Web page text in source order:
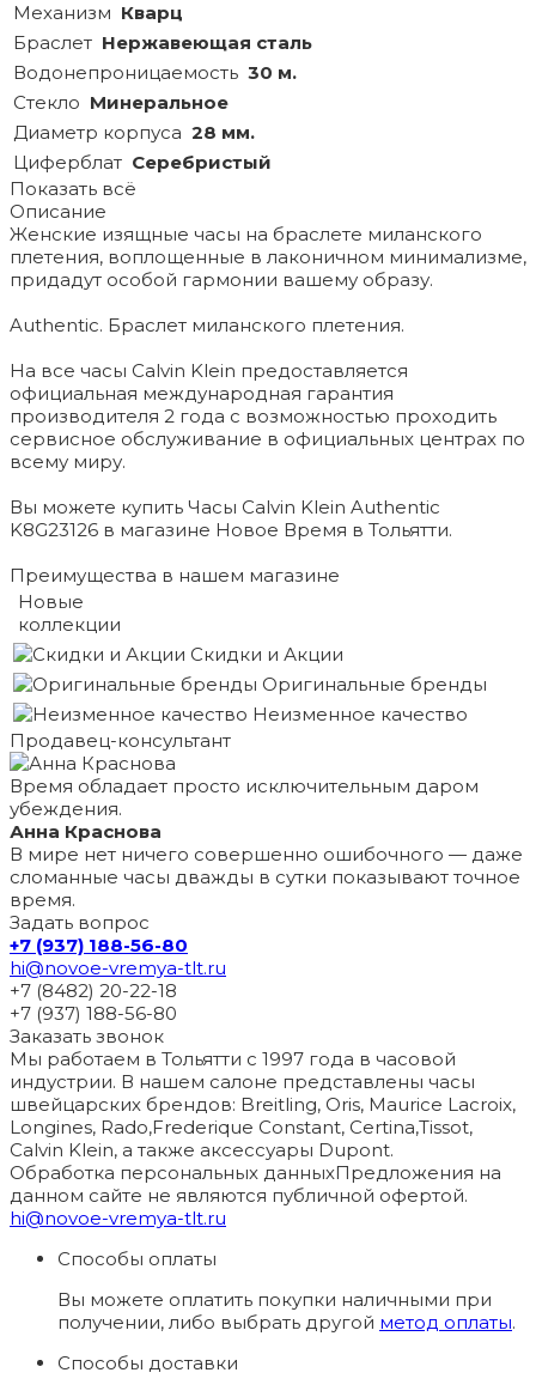
Механизм Кварц
Браслет Нержавеющая сталь
Водонепроницаемость 30 м.
Стекло Минеральное
Диаметр корпуса 28 мм.
Циферблат Серебристый
Показать всё
Описание
Женские изящные часы на браслете миланского
плетения, воплощенные в лаконичном минимализме,
придадут особой гармонии вашему образу.
Authentic. Браслет миланского плетения.
На все часы Calvin Klein предоставляется
официальная международная гарантия
производителя 2 года с возможностью проходить
сервисное обслуживание в официальных центрах по
всему миру.
Вы можете купить Часы Calvin Klein Authentic
K8G23126 в магазине Новое Время в Тольятти.
Преимущества в нашем магазине
Новые
коллекции
Скидки и Акции
Оригинальные бренды
Неизменное качество
Продавец-консультант
Время обладает просто исключительным даром
убеждения.
Анна Краснова
В мире нет ничего совершенно ошибочного — даже
сломанные часы дважды в сутки показывают точное
время.
Задать вопрос
+7 (937) 188-56-80
hi@novoe-vremya-tlt.ru
+7 (8482) 20-22-18
+7 (937) 188-56-80
Заказать звонок
Мы работаем в Тольятти с 1997 года в часовой
индустрии. В нашем салоне представлены часы
швейцарских брендов: Breitling, Oris, Maurice Lacroix,
Longines, Rado,Frederique Constant, Certina,Tissot,
Calvin Klein, а также аксессуары Dupont.
Обработка персональных данныхПредложения на
данном сайте не являются публичной офертой.
hi@novoe-vremya-tlt.ru
Способы оплаты
Вы можете оплатить покупки наличными при
получении, либо выбрать другой метод оплаты.
Способы доставки